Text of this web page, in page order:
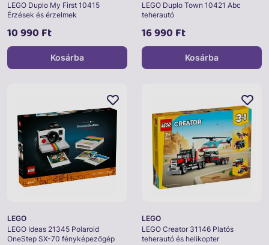
LEGO Duplo My First 10415
Érzések és érzelmek
10 990 Ft
Kosárba
LEGO Duplo Town 10421 Abc
teherautó
16 990 Ft
Kosárba
LEGO
LEGO Ideas 21345 Polaroid
OneStep SX-70 fényképezőgép
LEGO
LEGO Creator 31146 Platós
teherautó és helikopter